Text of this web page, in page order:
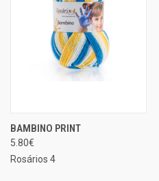
BAMBINO PRINT
5.80€
Rosários 4